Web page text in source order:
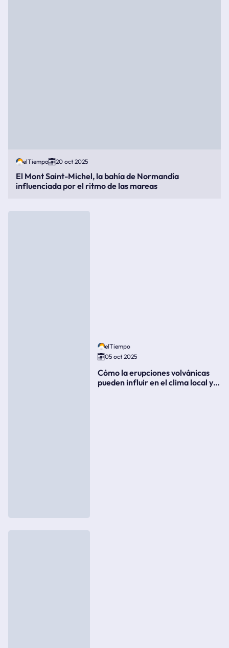
elTiempo 20 oct 2025
El Mont Saint-Michel, la bahía de Normandía
influenciada por el ritmo de las mareas
elTiempo
05 oct 2025
Cómo la erupciones volvánicas
pueden influir en el clima local y